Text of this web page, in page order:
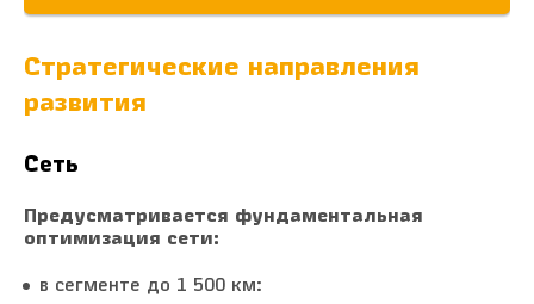
Стратегические направления
развития
Сеть
Предусматривается фундаментальная
оптимизация сети:
в сегменте до 1 500 км: